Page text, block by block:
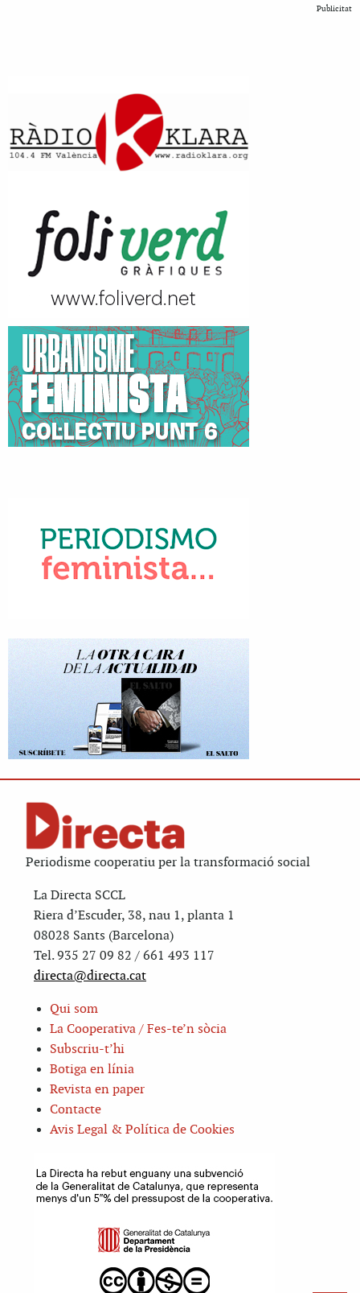
Publicitat
Periodisme cooperatiu per la transformació social
La Directa SCCL
Riera d’Escuder, 38, nau 1, planta 1
08028 Sants (Barcelona)
Tel. 935 27 09 82 / 661 493 117
directa@directa.cat
Qui som
La Cooperativa / Fes-te’n sòcia
Subscriu-t’hi
Botiga en línia
Revista en paper
Contacte
Avis Legal & Política de Cookies